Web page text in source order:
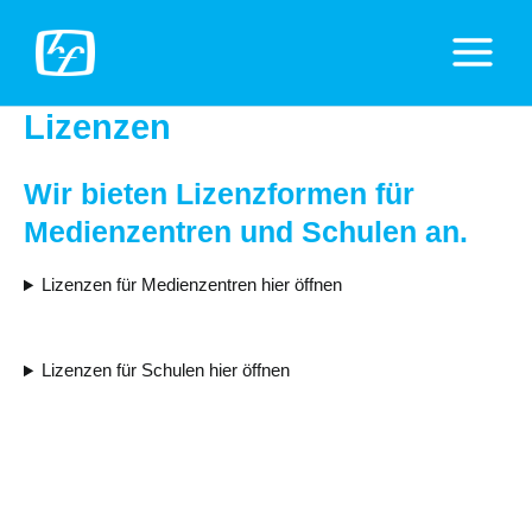
Inhalt
springen
Main
Lizenzen
Wir bieten Lizenzformen für
Medienzentren und Schulen an.
Lizenzen für Medienzentren hier öffnen
Lizenzen für Schulen hier öffnen